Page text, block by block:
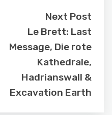
Next Post
Le Brett: Last
Message, Die rote
Kathedrale,
Hadrianswall &
Excavation Earth